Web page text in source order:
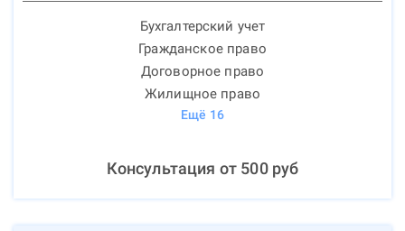
Бухгалтерский учет
Гражданское право
Договорное право
Жилищное право
Ещё 16
Консультация от 500руб